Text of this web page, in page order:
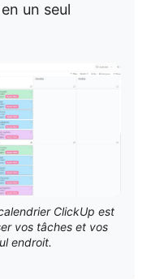
un seul
ClickUp est
vos tâches et vos
endroit.